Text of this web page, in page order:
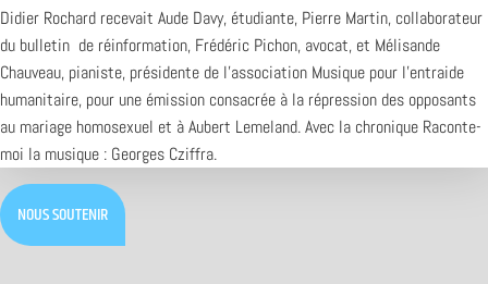
Didier Rochard recevait Aude Davy, étudiante, Pierre Martin, collaborateur
du bulletin de réinformation, Frédéric Pichon, avocat, et Mélisande
Chauveau, pianiste, présidente de l’association Musique pour l’entraide
humanitaire, pour une émission consacrée à la répression des opposants
au mariage homosexuel et à Aubert Lemeland. Avec la chronique Raconte-
moi la musique : Georges Cziffra.
NOUS SOUTENIR